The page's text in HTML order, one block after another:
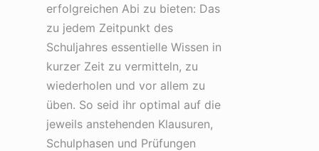
erfolgreichen Abi zu bieten: Das
zu jedem Zeitpunkt des
Schuljahres essentielle Wissen in
kurzer Zeit zu vermitteln, zu
wiederholen und vor allem zu
üben. So seid ihr optimal auf die
jeweils anstehenden Klausuren,
Schulphasen und Prüfungen